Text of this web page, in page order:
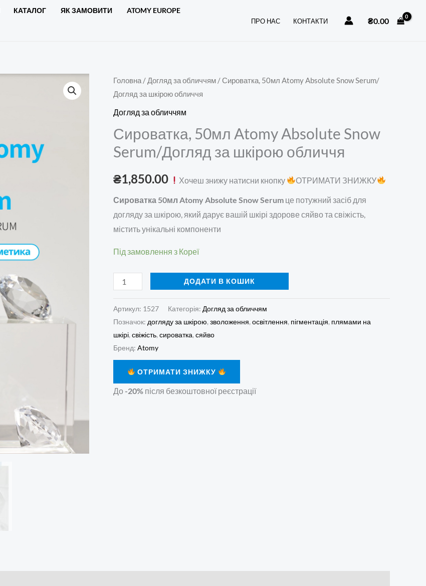
КАТАЛОГ ЯК ЗАМОВИТИ ATOMY EUROPE
ПРО НАС КОНТАКТИ ₴0.00
Головна / Догляд за обличчям / Сироватка, 50мл Atomy Absolute Snow Serum/
Догляд за шкірою обличчя
Догляд за обличчям
Сироватка, 50мл Atomy Absolute Snow
Serum/Догляд за шкірою обличчя
₴1,850.00 Хочеш знижу натисни кнопку ОТРИМАТИ ЗНИЖКУ
Сироватка 50мл Atomy Absolute Snow Serum це потужний засіб для
догляду за шкірою, який дарує вашій шкірі здорове сяйво та свіжість,
містить унікальні компоненти
Під замовлення з Кореї
Сироватка,
50мл
Atomy
Snow
Serum/
за
шкірою
обличчя
кількість
ДОДАТИ В КОШИК
Артикул: 1527 Категорія: Догляд за обличчям
Позначок: догляду за шкірою, зволоження, освітлення, пігментація, плямами на
шкірі, свіжість, сироватка, сяйво
Бренд: Atomy
ОТРИМАТИ ЗНИЖКУ
До-20% після безкоштовної реєстрації
Serum/
обличчя